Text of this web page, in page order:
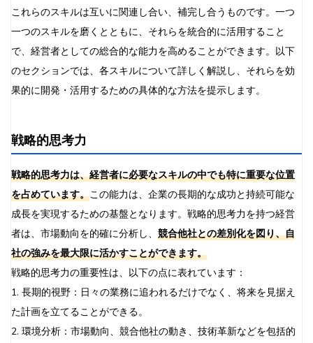
これらのスキルは互いに関連し合い、補完し合うものです。一つ
一つのスキルを磨くとともに、それらを統合的に活用すること
で、経営者としての総合的な能力を高めることができます。以下
のセクションでは、各スキルについて詳しく解説し、それらを効
果的に開発・活用するための具体的な方法を提示します。
戦略的思考力
戦略的思考力は、経営者に必要なスキルの中でも特に重要な位置
を占めています。この能力は、企業の長期的な成功と持続可能な
成長を実現するための基盤となります。戦略的思考力を持つ経営
者は、市場動向を的確に分析し、 競合他社との差別化を図り、自
社の強みを最大限に活かすことができます。
戦略的思考力の重要性は、以下の点に表れています：
1. 長期的視野：日々の業務に追われるだけでなく、将来を見据え
た計画を立てることができる。
2. 環境分析：市場動向、競合他社の動き、技術革新などを包括的